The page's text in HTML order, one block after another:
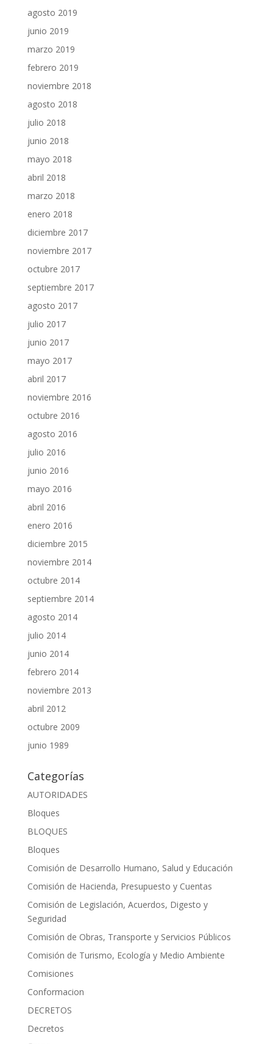
agosto 2019
junio 2019
marzo 2019
febrero 2019
noviembre 2018
agosto 2018
julio 2018
junio 2018
mayo 2018
abril 2018
marzo 2018
enero 2018
diciembre 2017
noviembre 2017
octubre 2017
septiembre 2017
agosto 2017
julio 2017
junio 2017
mayo 2017
abril 2017
noviembre 2016
octubre 2016
agosto 2016
julio 2016
junio 2016
mayo 2016
abril 2016
enero 2016
diciembre 2015
noviembre 2014
octubre 2014
septiembre 2014
agosto 2014
julio 2014
junio 2014
febrero 2014
noviembre 2013
abril 2012
octubre 2009
junio 1989
Categorías
AUTORIDADES
Bloques
BLOQUES
Bloques
Comisión de Desarrollo Humano, Salud y Educación
Comisión de Hacienda, Presupuesto y Cuentas
Comisión de Legislación, Acuerdos, Digesto y
Seguridad
Comisión de Obras, Transporte y Servicios Públicos
Comisión de Turismo, Ecología y Medio Ambiente
Comisiones
Conformacion
DECRETOS
Decretos